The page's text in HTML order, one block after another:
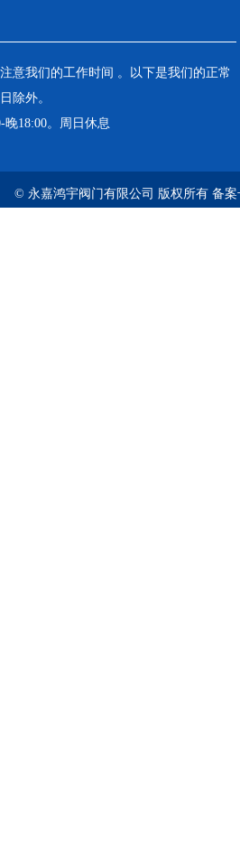
意我们的工作时间 。以下是我们的正常
除外。
18:00。周日休息
© 永嘉鸿宇阀门有限公司 版权所有 备案